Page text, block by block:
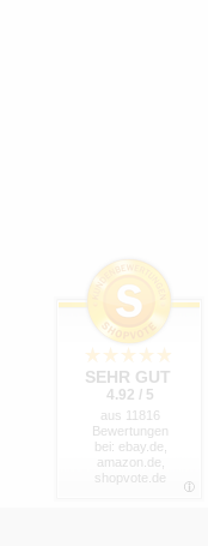
SEHR GUT
4.92 / 5
aus 11816
Bewertungen
bei: ebay.de,
amazon.de,
shopvote.de